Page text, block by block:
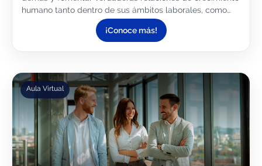
humano tanto dentro de sus ámbitos laborales, como
¡Conoce más!
Aula Virtual